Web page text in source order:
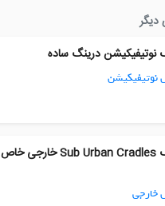
دیگر
درینگ ساده
نوتیفیکیشن
آهنگ زنگ Sub Urban Cradles خارجی خاص
خارجی